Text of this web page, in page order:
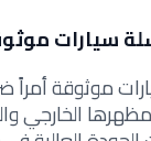
سيارات
موثوقة أمراً
الخارجي